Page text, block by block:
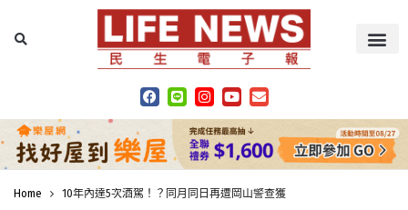
Home 10年內達5次酒駕！？同月同日再遭岡山警查獲